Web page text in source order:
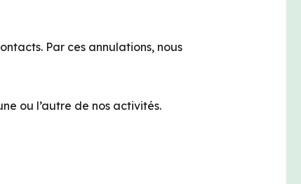
Par ces annulations, nous
ou l’autre de nos activités.